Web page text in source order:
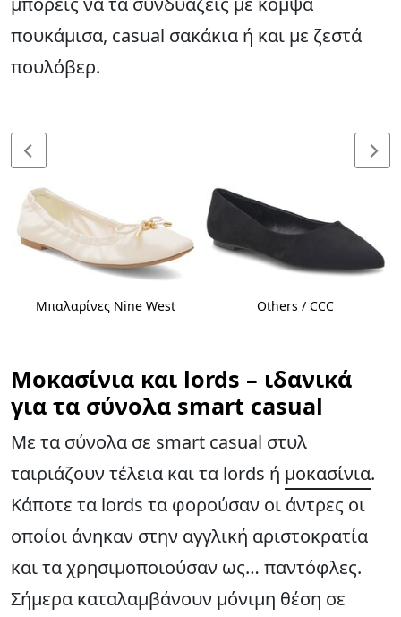
πουκάμισα, casual σακάκια ή και με ζεστά
πουλόβερ.
Μπαλαρίνες Nine West Others / CCC
Μοκασίνια και lords – ιδανικά
για τα σύνολα smart casual
Με τα σύνολα σε smart casual στυλ
ταιριάζουν τέλεια και τα lords ή μοκασίνια.
Κάποτε τα lords τα φορούσαν οι άντρες οι
οποίοι άνηκαν στην αγγλική αριστοκρατία
και τα χρησιμοποιούσαν ως… παντόφλες.
Σήμερα καταλαμβάνουν μόνιμη θέση σε